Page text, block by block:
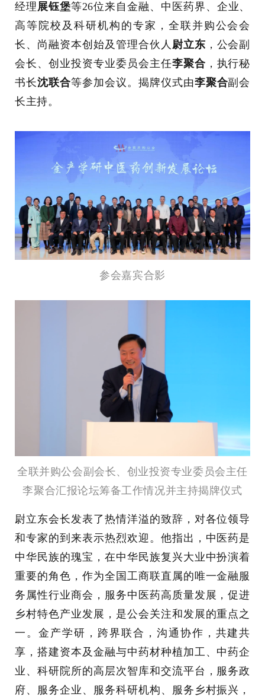
经理展钰堡等26位来自金融、中医药界、企业、
高等院校及科研机构的专家，全联并购公会会
长、尚融资本创始及管理合伙人 尉立东 ，公会副
会长、创业投资专业委员会主任李聚合 ，执行秘
书长沈联合等参加会议。揭牌仪式由李聚合副会
长主持。
参会嘉宾合影
全联并购公会副会长、创业投资专业委员会主任
李聚合汇报论坛筹备工作情况并主持揭牌仪式
尉立东会长发表了热情洋溢的致辞，对各位领导
和专家的到来表示热烈欢迎。他指出，中医药是
中华民族的瑰宝，在中华民族复兴大业中扮演着
重要的角色，作为全国工商联直属的唯一金融服
务属性行业商会，服务中医药高质量发展，促进
乡村特色产业发展，是公会关注和发展的重点之
一。金产学研，跨界联合，沟通协作，共建共
享，搭建资本及金融与中药材种植加工、中药企
业、科研院所的高层次智库和交流平台，服务政
府、服务企业、服务科研机构、服务乡村振兴，